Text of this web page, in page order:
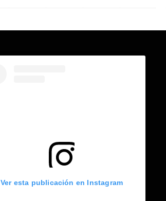
Ver esta publicación en Instagram